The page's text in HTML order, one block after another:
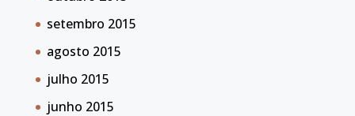
setembro 2015
agosto 2015
julho 2015
junho 2015